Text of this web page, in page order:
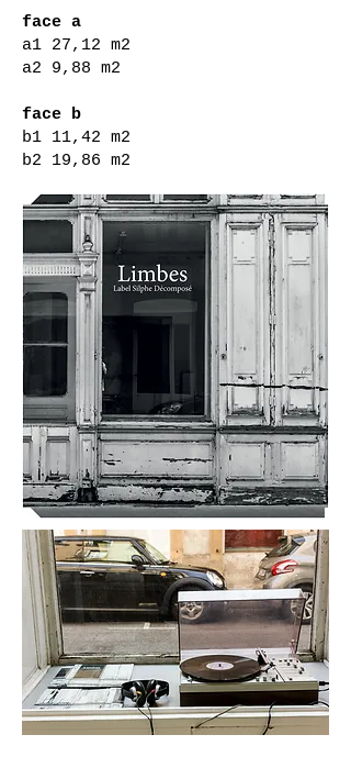
face a
a1 27,12 m2
a2 9,88 m2
face b
b1 11,42 m2
b2 19,86 m2